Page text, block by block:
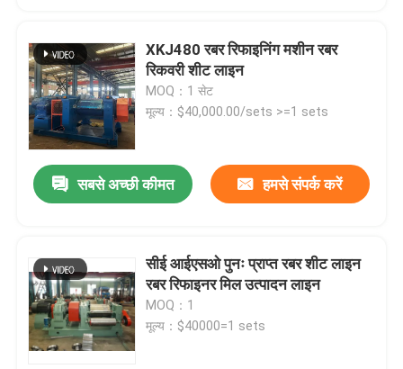
XKJ480 रबर रिफाइनिंग मशीन रबर
रिकवरी शीट लाइन
MOQ：1 सेट
मूल्य：$40,000.00/sets >=1 sets
सबसे अच्छी कीमत हमसे संपर्क करें
सीई आईएसओ पुनः प्राप्त रबर शीट लाइन
रबर रिफाइनर मिल उत्पादन लाइन
MOQ：1
मूल्य：$40000=1 sets